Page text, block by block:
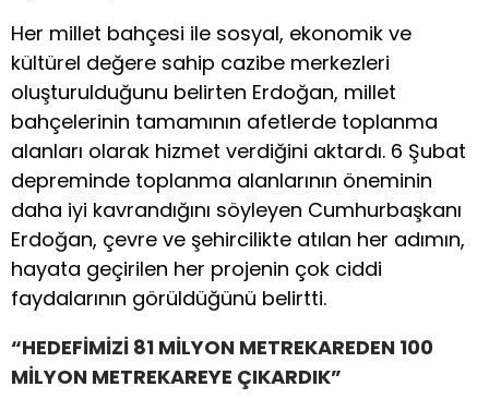
Her millet bahçesi ile sosyal, ekonomik ve
kültürel değere sahip cazibe merkezleri
oluşturulduğunu belirten Erdoğan, millet
bahçelerinin tamamının afetlerde toplanma
alanları olarak hizmet verdiğini aktardı. 6 Şubat
depreminde toplanma alanlarının öneminin
daha iyi kavrandığını söyleyen Cumhurbaşkanı
Erdoğan, çevre ve şehircilikte atılan her adımın,
hayata geçirilen her projenin çok ciddi
faydalarının görüldüğünü belirtti.
“HEDEFİMİZİ 81 MİLYON METREKAREDEN 100
MİLYON METREKAREYE ÇIKARDIK”